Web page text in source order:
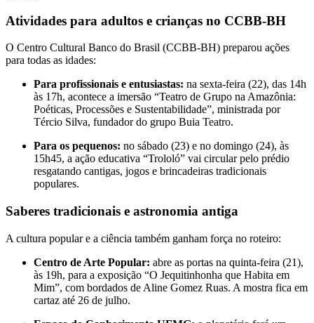
Atividades para adultos e crianças no CCBB-BH
O Centro Cultural Banco do Brasil (CCBB-BH) preparou ações
para todas as idades:
Para profissionais e entusiastas: na sexta-feira (22), das 14h
às 17h, acontece a imersão “Teatro de Grupo na Amazônia:
Poéticas, Processões e Sustentabilidade”, ministrada por
Tércio Silva, fundador do grupo Buia Teatro.
Para os pequenos: no sábado (23) e no domingo (24), às
15h45, a ação educativa “Trololó” vai circular pelo prédio
resgatando cantigas, jogos e brincadeiras tradicionais
populares.
Saberes tradicionais e astronomia antiga
A cultura popular e a ciência também ganham força no roteiro:
Centro de Arte Popular: abre as portas na quinta-feira (21),
às 19h, para a exposição “O Jequitinhonha que Habita em
Mim”, com bordados de Aline Gomez Ruas. A mostra fica em
cartaz até 26 de julho.